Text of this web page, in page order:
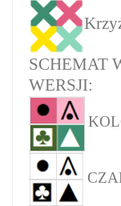
SCHEMAT
WERSJI: